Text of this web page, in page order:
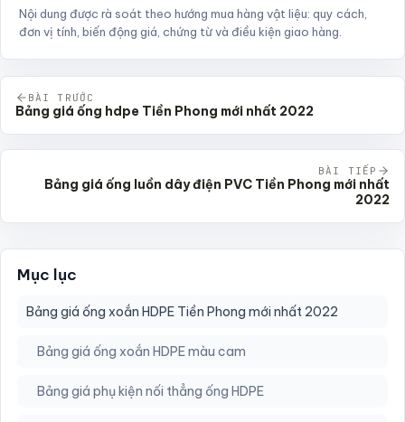
Nội dung được rà soát theo hướng mua hàng vật liệu: quy cách,
đơn vị tính, biến động giá, chứng từ và điều kiện giao hàng.
BÀI TRƯỚC
Bảng giá ống hdpe Tiền Phong mới nhất 2022
BÀI TIẾP
Bảng giá ống luồn dây điện PVC Tiền Phong mới nhất
2022
Mục lục
Bảng giá ống xoắn HDPE Tiền Phong mới nhất 2022
Bảng giá ống xoắn HDPE màu cam
Bảng giá phụ kiện nối thẳng ống HDPE